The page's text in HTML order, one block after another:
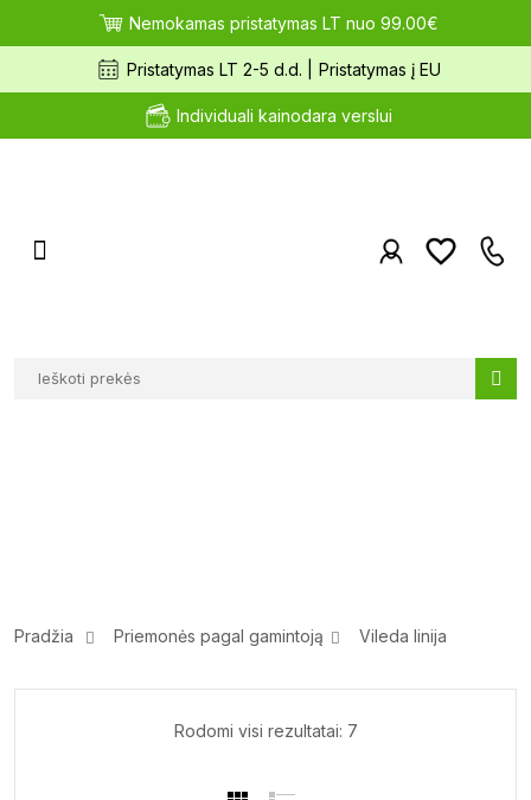
Nemokamas pristatymas LT nuo 99.00€
Pristatymas LT 2-5 d.d. | Pristatymas į EU
Individuali kainodara verslui
Pradžia Priemonės pagal gamintoją Vileda linija
Rodomi visi rezultatai: 7Sorted